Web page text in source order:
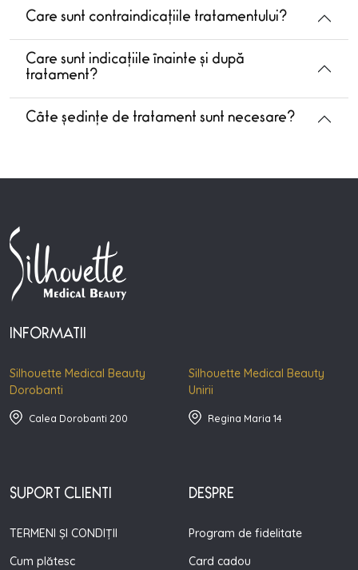
Care sunt contraindicațiile tratamentului?
Care sunt indicațiile înainte și după
tratament?
Câte ședințe de tratament sunt necesare?
INFORMATII
Silhouette Medical Beauty
Dorobanti
Calea Dorobanti 200
SUPORT CLIENTI
TERMENI ȘI CONDIȚII
Cum plătesc
Silhouette Medical Beauty
Unirii
Regina Maria 14
DESPRE
Program de fidelitate
Card cadou